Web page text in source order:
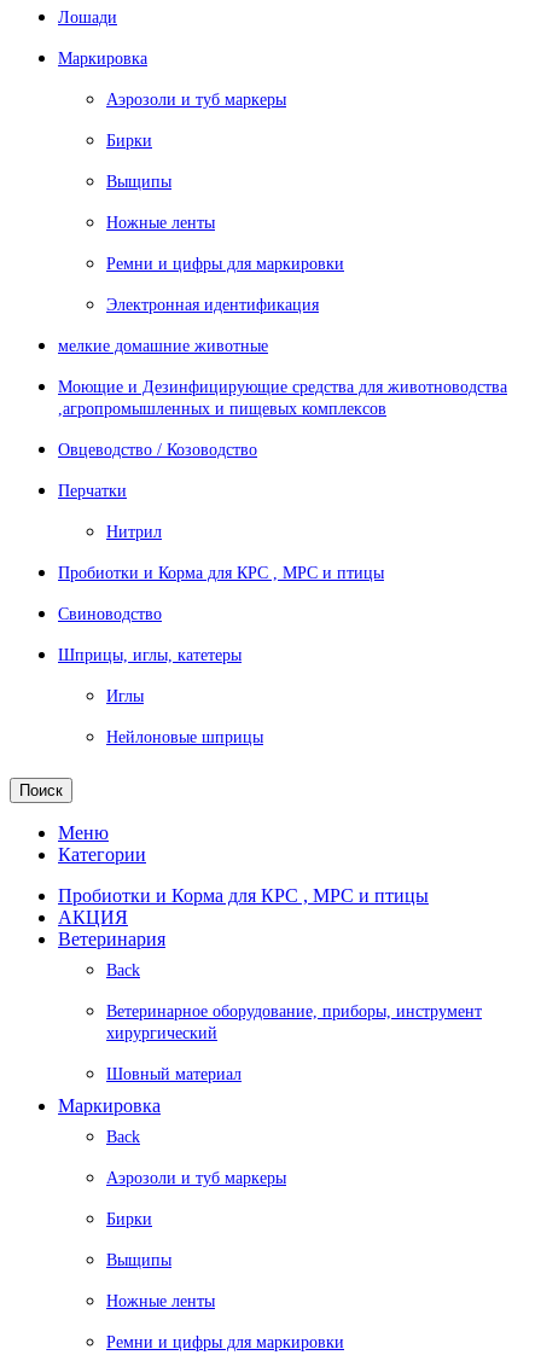
Лошади
Маркировка
Аэрозоли и туб маркеры
Бирки
Выщипы
Ножные ленты
Ремни и цифры для маркировки
Электронная идентификация
мелкие домашние животные
Моющие и Дезинфицирующие средства для животноводства
,агропромышленных и пищевых комплексов
Овцеводство / Козоводство
Перчатки
Нитрил
Пробиотки и Корма для КРС , МРС и птицы
Свиноводство
Шприцы, иглы, катетеры
Иглы
Нейлоновые шприцы
Поиск
Меню
Категории
Пробиотки и Корма для КРС , МРС и птицы
АКЦИЯ
Ветеринария
Back
Ветеринарное оборудование, приборы, инструмент
хирургический
Шовный материал
Маркировка
Back
Аэрозоли и туб маркеры
Бирки
Выщипы
Ножные ленты
Ремни и цифры для маркировки